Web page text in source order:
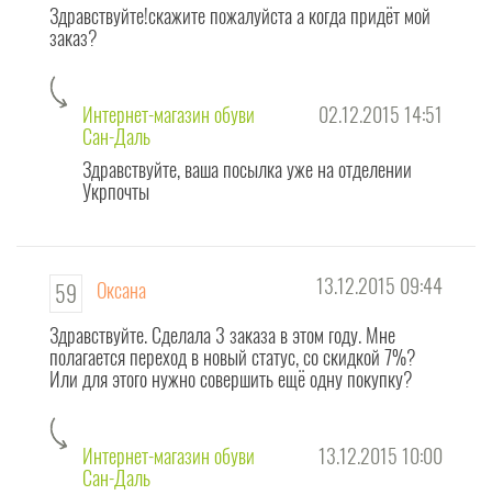
Здравствуйте!скажите пожалуйста а когда придёт мой
заказ?
Интернет-магазин обуви
Сан-Даль
02.12.2015 14:51
Здравствуйте, ваша посылка уже на отделении
Укрпочты
59 Оксана
13.12.2015 09:44
Здравствуйте. Сделала 3 заказа в этом году. Мне
полагается переход в новый статус, со скидкой 7%?
Или для этого нужно совершить ещё одну покупку?
Интернет-магазин обуви
Сан-Даль
13.12.2015 10:00